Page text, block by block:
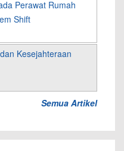
Perawat Rumah
Shift
Kesejahteraan
Semua Artikel